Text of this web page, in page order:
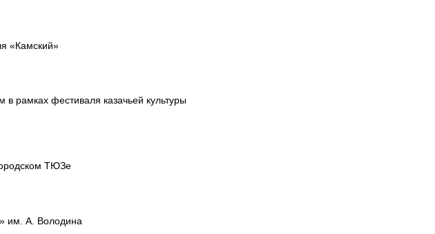
«Камский»
в рамках фестиваля казачьей культуры
ТЮЗе
им. А. Володина